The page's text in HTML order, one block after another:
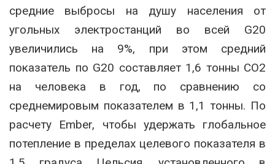
средние выбросы на душу населения от
угольных электростанций во всей G20
увеличились на 9%, при этом средний
показатель по G20 составляет 1,6 тонны CO2
на человека в год, по сравнению со
среднемировым показателем в 1,1 тонны. По
расчету Ember, чтобы удержать глобальное
потепление в пределах целевого показателя в